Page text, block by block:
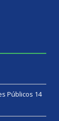
Públicos 14